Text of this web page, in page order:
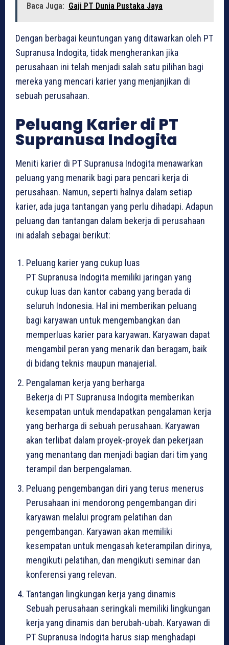
Baca Juga: Gaji PT Dunia Pustaka Jaya
Dengan berbagai keuntungan yang ditawarkan oleh PT
Supranusa Indogita, tidak mengherankan jika
perusahaan ini telah menjadi salah satu pilihan bagi
mereka yang mencari karier yang menjanjikan di
sebuah perusahaan.
Peluang Karier di PT
Supranusa Indogita
Meniti karier di PT Supranusa Indogita menawarkan
peluang yang menarik bagi para pencari kerja di
perusahaan. Namun, seperti halnya dalam setiap
karier, ada juga tantangan yang perlu dihadapi. Adapun
peluang dan tantangan dalam bekerja di perusahaan
ini adalah sebagai berikut:
Peluang karier yang cukup luas
PT Supranusa Indogita memiliki jaringan yang
cukup luas dan kantor cabang yang berada di
seluruh Indonesia. Hal ini memberikan peluang
bagi karyawan untuk mengembangkan dan
memperluas karier para karyawan. Karyawan dapat
mengambil peran yang menarik dan beragam, baik
di bidang teknis maupun manajerial.
Pengalaman kerja yang berharga
Bekerja di PT Supranusa Indogita memberikan
kesempatan untuk mendapatkan pengalaman kerja
yang berharga di sebuah perusahaan. Karyawan
akan terlibat dalam proyek-proyek dan pekerjaan
yang menantang dan menjadi bagian dari tim yang
terampil dan berpengalaman.
Peluang pengembangan diri yang terus menerus
Perusahaan ini mendorong pengembangan diri
karyawan melalui program pelatihan dan
pengembangan. Karyawan akan memiliki
kesempatan untuk mengasah keterampilan dirinya,
mengikuti pelatihan, dan mengikuti seminar dan
konferensi yang relevan.
Tantangan lingkungan kerja yang dinamis
Sebuah perusahaan seringkali memiliki lingkungan
kerja yang dinamis dan berubah-ubah. Karyawan di
PT Supranusa Indogita harus siap menghadapi